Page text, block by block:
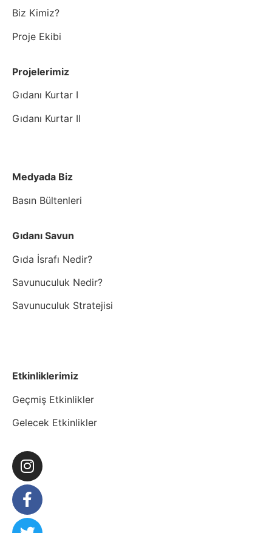
Biz Kimiz?
Proje Ekibi
Projelerimiz
Gıdanı Kurtar I
Gıdanı Kurtar II
Medyada Biz
Basın Bültenleri
Gıdanı Savun
Gıda İsrafı Nedir?
Savunuculuk Nedir?
Savunuculuk Stratejisi
Etkinliklerimiz
Geçmiş Etkinlikler
Gelecek Etkinlikler